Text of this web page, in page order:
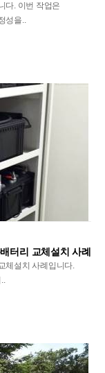
다. 이번 작업은
성을..
터리 교체설치 사례
체설치 사례입니다.